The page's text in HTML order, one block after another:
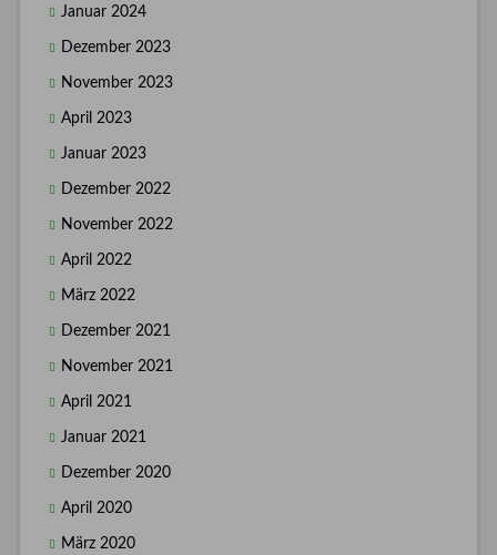
Januar 2024
Dezember 2023
November 2023
April 2023
Januar 2023
Dezember 2022
November 2022
April 2022
März 2022
Dezember 2021
November 2021
April 2021
Januar 2021
Dezember 2020
April 2020
März 2020